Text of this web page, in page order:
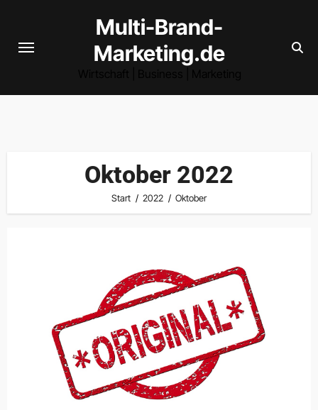
springen
Multi-Brand-
Marketing.de
Oktober 2022
Start 2022 Oktober